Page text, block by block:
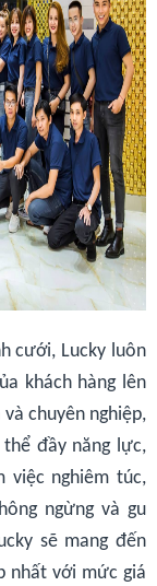
cưới, Lucky luôn
khách hàng lên
chuyên nghiệp,
đầy năng lực,
việc nghiêm túc,
ngừng và gu
sẽ mang đến
nhất với mức giá